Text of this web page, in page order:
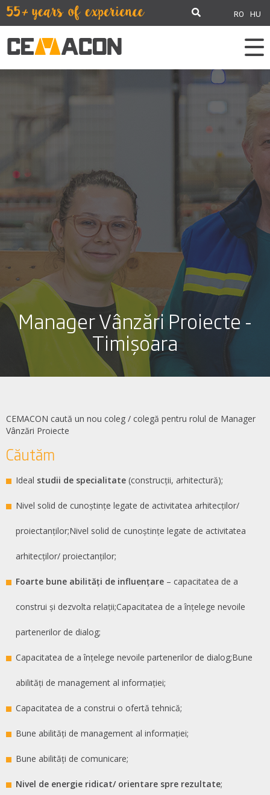
RO HU
Manager Vânzări Proiecte -
Timișoara
CEMACON caută un nou coleg / colegă pentru rolul de Manager
Vânzări Proiecte
Căutăm
Ideal studii de specialitate (construcții, arhitectură);
Nivel solid de cunoștințe legate de activitatea arhitecților/
proiectanților;Nivel solid de cunoștințe legate de activitatea
arhitecților/ proiectanților;
Foarte bune abilități de influențare – capacitatea de a
construi și dezvolta relații;Capacitatea de a înțelege nevoile
partenerilor de dialog;
Capacitatea de a înțelege nevoile partenerilor de dialog;Bune
abilități de management al informației;
Capacitatea de a construi o ofertă tehnică;
Bune abilități de management al informației;
Bune abilități de comunicare;
Nivel de energie ridicat/ orientare spre rezultate;